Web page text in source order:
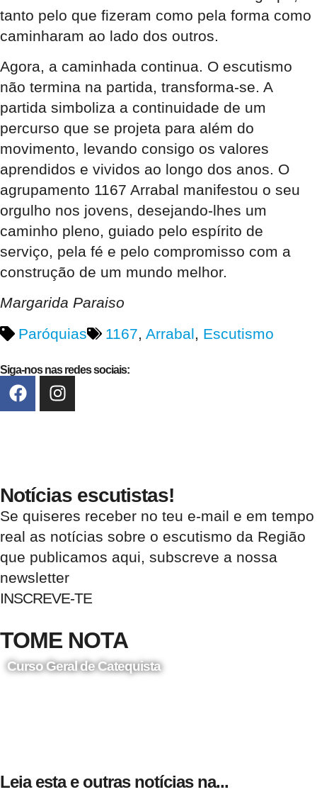
tanto pelo que fizeram como pela forma como
caminharam ao lado dos outros.
Agora, a caminhada continua. O escutismo
não termina na partida, transforma-se. A
partida simboliza a continuidade de um
percurso que se projeta para além do
movimento, levando consigo os valores
aprendidos e vividos ao longo dos anos. O
agrupamento 1167 Arrabal manifestou o seu
orgulho nos jovens, desejando-lhes um
caminho pleno, guiado pelo espírito de
serviço, pela fé e pelo compromisso com a
construção de um mundo melhor.
Margarida Paraiso
Paróquias
1167, Arrabal, Escutismo
Siga-nos nas redes sociais:
Notícias escutistas!
Se quiseres receber no teu e-mail e em tempo
real as notícias sobre o escutismo da Região
que publicamos aqui, subscreve a nossa
newsletter
INSCREVE-TE
TOME NOTA
Curso Geral de Catequista
Leia esta e outras notícias na...